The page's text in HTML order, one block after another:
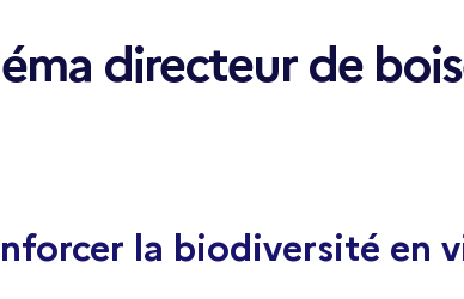
directeur de
la biodiversité en